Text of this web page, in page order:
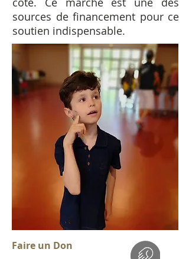
sources de financement pour ce
soutien indispensable.
Faire un Don